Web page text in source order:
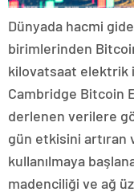
Dünyada hacmi
birimlerinden
kilovatsaat elektrik
Cambridge Bitcoin
derlenen verilere
gün etkisini artıran
kullanılmaya
madenciliği ve ağ